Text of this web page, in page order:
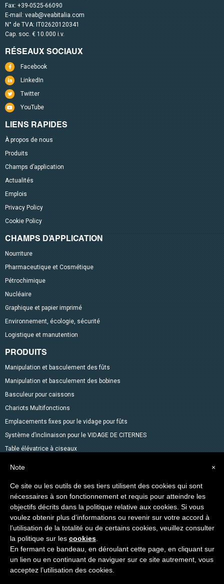
Fax: +39-0525-66090
E-mail: veab@veabitalia.com
N° de TVA: IT02620120341
Cap. soc. € 10.000 i.v.
RÉSEAUX SOCIAUX
Facebook
LinkedIn
Twitter
YouTube
LIENS RAPIDES
À propos de nous
Produits
Champs d’application
Actualités
Emplois
Privacy Policy
Cookie Policy
CHAMPS D’APPLICATION
Nourriture
Pharmaceutique et Cosmétique
Pétrochimique
Nucléaire
Graphique et papier imprimé
Environnement, écologie, sécurité
Logistique et manutention
PRODUITS
Manipulation et basculement des fûts
Manipulation et basculement des bobines
Basculeur pour caissons
Chariots Multifonctions
Emplacements fixes pour le vidage pour fûts
Système d’inclinaison pour le VIDAGE DE CITERNES
Table élévatrice à ciseaux
Gerbeurs avec fonction transpalette
Levage des Matériaux
Produits spéciaux
Copyright © 2014-2026 VEAB S.R.L. Tous droits réservés.
×
Note
Ce site ou les outils de ses tiers utilisent des cookies qui sont
nécessaires à son fonctionnement et requis pour atteindre les
objectifs décrits dans la politique relative aux cookies. Si vous
voulez obtenir plus d’informations ou revenir sur votre accord à
l’utilisation de la totalité ou de certains cookies, veuillez consulter
la politique sur les cookies
En fermant ce bandeau, en déroulant cette page, en cliquant sur
un lien ou en continuant de naviguer sur ce site autrement, vous
acceptez l’utilisation des cookies.